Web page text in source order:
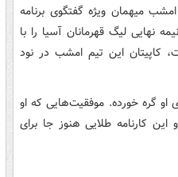
میهمان ویژه گفتگوی برنامه
نهایی لیگ قهرمانان آسیا را با
کاپیتان این تیم امشب در نود
گره خورده. موفقیت‌هایی که او
این کارنامه طلایی هنوز جا برای